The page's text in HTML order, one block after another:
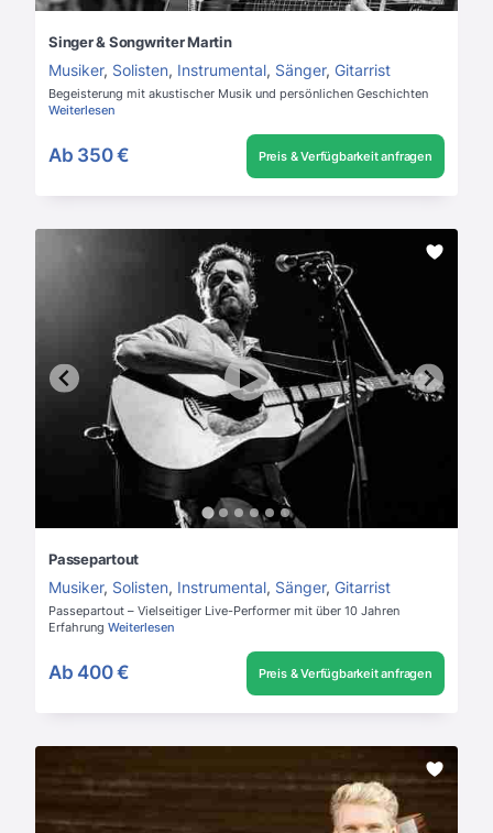
Singer & Songwriter Martin
Musiker, Solisten, Instrumental, Sänger, Gitarrist
Begeisterung mit akustischer Musik und persönlichen Geschichten
Weiterlesen
Ab 350 € Preis & Verfügbarkeit anfragen
Passepartout
Musiker, Solisten, Instrumental, Sänger, Gitarrist
Passepartout – Vielseitiger Live-Performer mit über 10 Jahren
Erfahrung Weiterlesen
Ab 400 € Preis & Verfügbarkeit anfragen